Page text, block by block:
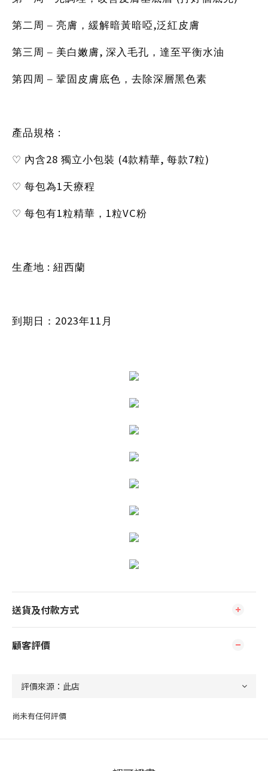
第二周 – 亮膚，緩解暗黃暗啞,泛紅皮膚
第三周 – 美白嫩膚, 深入毛孔，達至平衡水油
第四周 – 鞏固皮膚底色，去除深層黑色素
產品規格 :
♡ 內含28 獨立小包裝 (4款精華, 每款7粒)
♡ 每包為1天療程
♡ 每包有1粒精華， 1粒VC粉
生產地 : 紐西蘭
到期日： 2023年11 月
送貨及付款方式
顧客評價
尚未有任何評價